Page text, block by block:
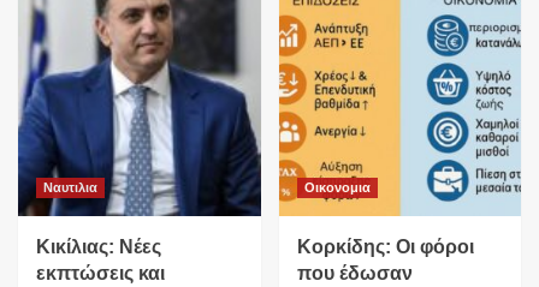
Ναυτιλια
Κικίλιας: Νέες
εκπτώσεις και
Οικονομια
Κορκίδης: Οι φόροι
που έδωσαν